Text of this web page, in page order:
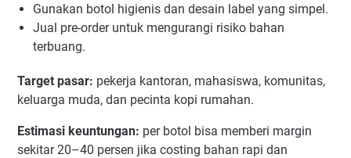
Gunakan botol higienis dan desain label yang simpel.
Jual pre-order untuk mengurangi risiko bahan
terbuang.
Target pasar: pekerja kantoran, mahasiswa, komunitas,
keluarga muda, dan pecinta kopi rumahan.
Estimasi keuntungan: per botol bisa memberi margin
sekitar 20–40 persen jika costing bahan rapi dan